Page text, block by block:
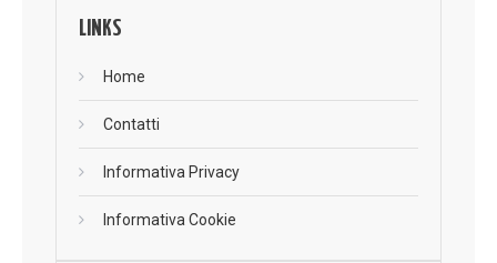
LINKS
Home
Contatti
Informativa Privacy
Informativa Cookie